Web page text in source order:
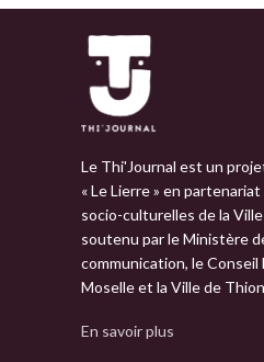
Le Thi'Journal est un
« Le Lierre » en
socio-culturelles de la
soutenu par le Ministère
communication, le
Moselle et la Ville de
En savoir plus